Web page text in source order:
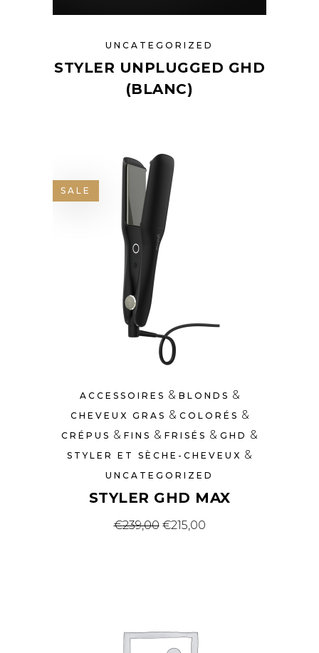
UNCATEGORIZED
STYLER UNPLUGGED GHD
(BLANC)
SALE
ACCESSOIRES & BLONDS &
CHEVEUX GRAS & COLORÉS &
CRÉPUS & FINS & FRISÉS & GHD &
STYLER ET SÈCHE-CHEVEUX &
UNCATEGORIZED
STYLER GHD MAX
€239,00 Original price was:
€215,00Current price is: